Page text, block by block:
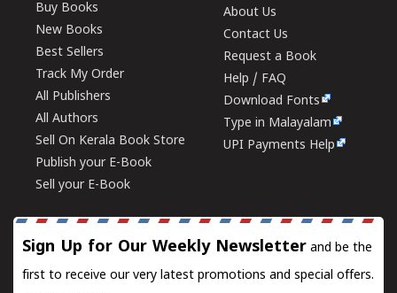
Buy Books
New Books
Best Sellers
Track My Order
All Publishers
All Authors
Sell On Kerala Book Store
Publish your E-Book
Sell your E-Book
About Us
Contact Us
Request a Book
Help / FAQ
Download Fonts
Type in Malayalam
UPI Payments Help
Sign Up for Our Weekly Newsletter and be the
first to receive our very latest promotions and special offers.